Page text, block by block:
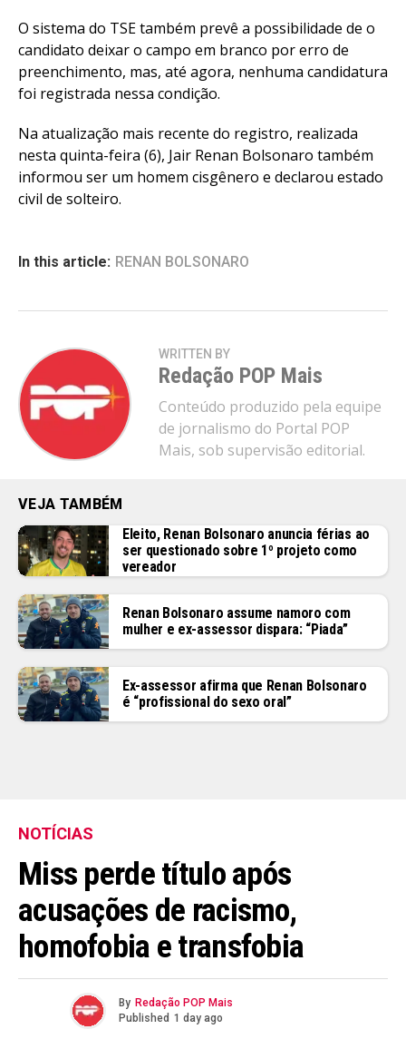
O sistema do TSE também prevê a possibilidade de o
candidato deixar o campo em branco por erro de
preenchimento, mas, até agora, nenhuma candidatura
foi registrada nessa condição.
Na atualização mais recente do registro, realizada
nesta quinta-feira (6), Jair Renan Bolsonaro também
informou ser um homem cisgênero e declarou estado
civil de solteiro.
In this article: RENAN BOLSONARO
WRITTEN BY
Redação POP Mais
Conteúdo produzido pela equipe
de jornalismo do Portal POP
Mais, sob supervisão editorial.
VEJA TAMBÉM
Eleito, Renan Bolsonaro anuncia férias ao
ser questionado sobre 1º projeto como
vereador
Renan Bolsonaro assume namoro com
mulher e ex-assessor dispara: “Piada”
Ex-assessor afirma que Renan Bolsonaro
é “profissional do sexo oral”
NOTÍCIAS
Miss perde título após
acusações de racismo,
homofobia e transfobia
By Redação POP Mais
Published 1 day ago